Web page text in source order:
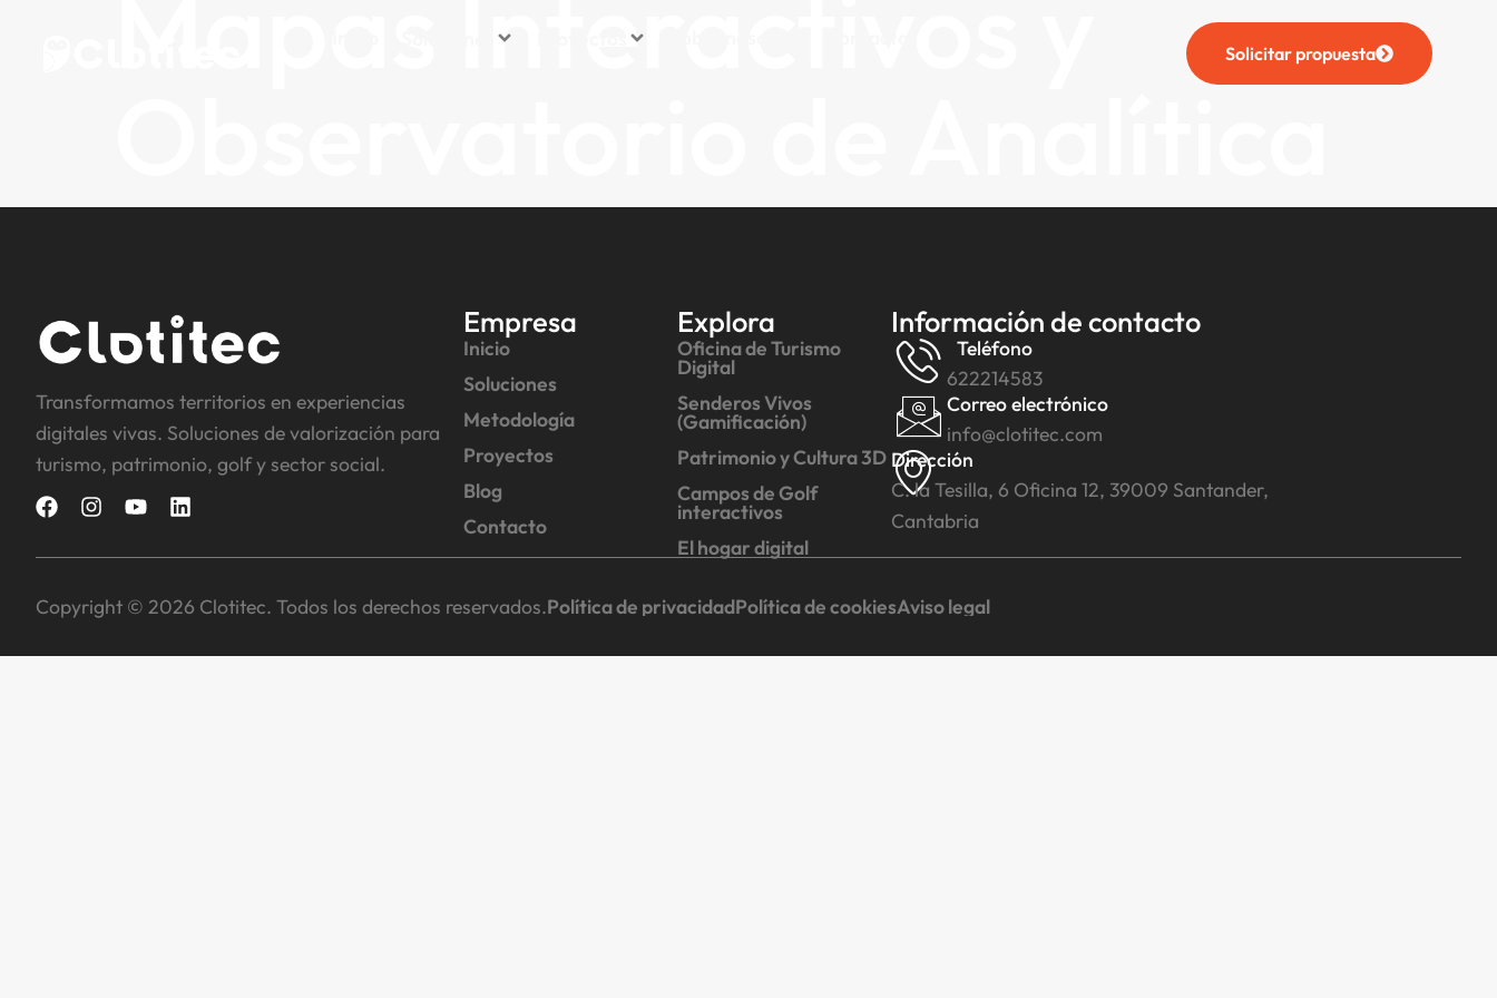
Solicitar propuesta
Mapas Interactivos y
Transformamos territorios en experiencias
digitales vivas. Soluciones de valorización para
turismo, patrimonio, golf y sector social.
Empresa
Inicio
Soluciones
Metodología
Proyectos
Blog
Contacto
Explora
Oficina de Turismo
Digital
Senderos Vivos
(Gamificación)
Patrimonio y Cultura 3D
Campos de Golf
interactivos
El hogar digital
Información de contacto
Teléfono
622214583
Correo electrónico
info@clotitec.com
Dirección
C. la Tesilla, 6 Oficina 12, 39009 Santander,
Cantabria
Copyright © 2026 Clotitec. Todos los derechos reservados.Política de privacidadPolítica de cookiesAviso legal